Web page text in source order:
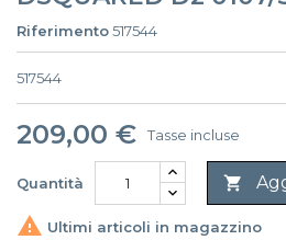
Riferimento517544
517544
209,00 € Tasse incluse
Quantità 
 Ultimi articoli in magazzino